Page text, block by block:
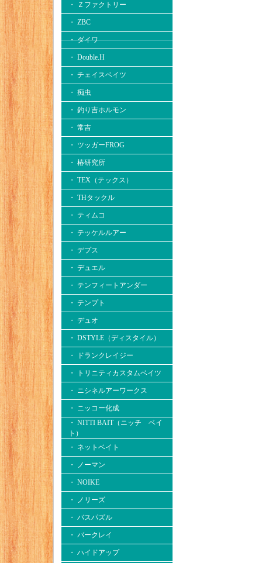
・ Ｚファクトリー
・ ZBC
・ ダイワ
・ Double.H
・ チェイスベイツ
・ 痴虫
・ 釣り吉ホルモン
・ 常吉
・ ツッガーFROG
・ 椿研究所
・ TEX（テックス）
・ THタックル
・ ティムコ
・ テッケルルアー
・ デプス
・ デュエル
・ テンフィートアンダー
・ テンプト
・ デュオ
・ DSTYLE（ディスタイル）
・ ドランクレイジー
・ トリニティカスタムベイツ
・ ニシネルアーワークス
・ ニッコー化成
・ NITTI BAIT（ニッチ ベイ
ト）
・ ネットベイト
・ ノーマン
・ NOIKE
・ ノリーズ
・ バスパズル
・ バークレイ
・ ハイドアップ